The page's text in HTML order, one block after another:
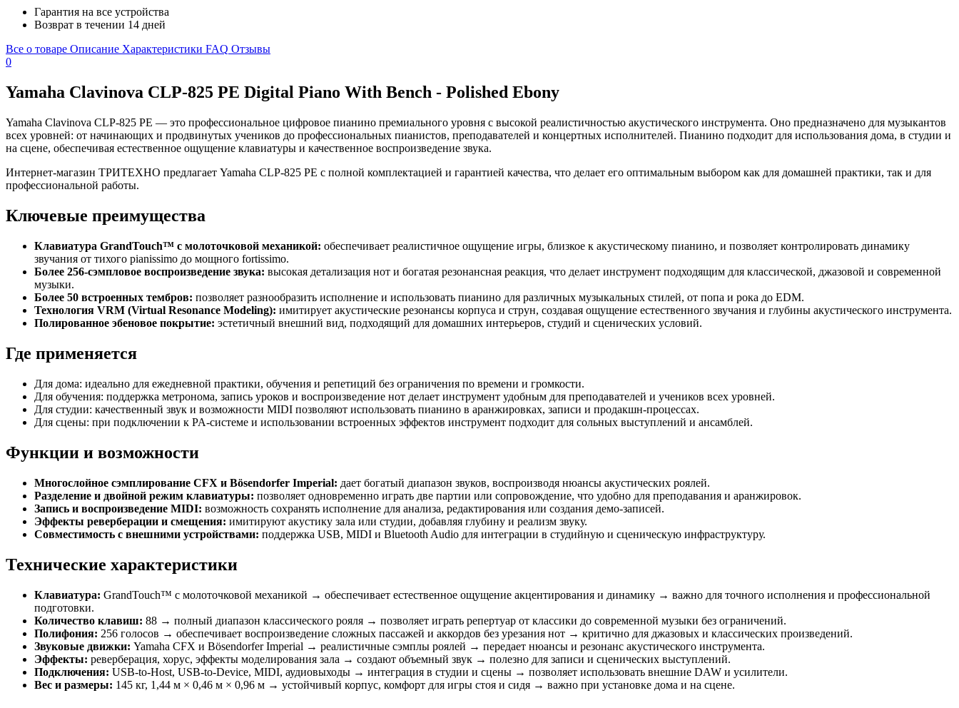
Гарантия на все устройства
Возврат в течении 14 дней
Все о товаре Описание Характеристики FAQ Отзывы
0
Yamaha Clavinova CLP-825 PE Digital Piano With Bench - Polished Ebony
Yamaha Clavinova CLP-825 PE — это профессиональное цифровое пианино премиального уровня с высокой реалистичностью акустического инструмента. Оно предназначено для музыкантов
всех уровней: от начинающих и продвинутых учеников до профессиональных пианистов, преподавателей и концертных исполнителей. Пианино подходит для использования дома, в студии и
на сцене, обеспечивая естественное ощущение клавиатуры и качественное воспроизведение звука.
Интернет-магазин ТРИТЕХНО предлагает Yamaha CLP-825 PE с полной комплектацией и гарантией качества, что делает его оптимальным выбором как для домашней практики, так и для
профессиональной работы.
Ключевые преимущества
Клавиатура GrandTouch™ с молоточковой механикой: обеспечивает реалистичное ощущение игры, близкое к акустическому пианино, и позволяет контролировать динамику
звучания от тихого pianissimo до мощного fortissimo.
Более 256-сэмпловое воспроизведение звука: высокая детализация нот и богатая резонансная реакция, что делает инструмент подходящим для классической, джазовой и современной
музыки.
Более 50 встроенных тембров: позволяет разнообразить исполнение и использовать пианино для различных музыкальных стилей, от попа и рока до EDM.
Технология VRM (Virtual Resonance Modeling): имитирует акустические резонансы корпуса и струн, создавая ощущение естественного звучания и глубины акустического инструмента.
Полированное эбеновое покрытие: эстетичный внешний вид, подходящий для домашних интерьеров, студий и сценических условий.
Где применяется
Для дома: идеально для ежедневной практики, обучения и репетиций без ограничения по времени и громкости.
Для обучения: поддержка метронома, запись уроков и воспроизведение нот делает инструмент удобным для преподавателей и учеников всех уровней.
Для студии: качественный звук и возможности MIDI позволяют использовать пианино в аранжировках, записи и продакшн-процессах.
Для сцены: при подключении к PA-системе и использовании встроенных эффектов инструмент подходит для сольных выступлений и ансамблей.
Функции и возможности
Многослойное сэмплирование CFX и Bösendorfer Imperial: дает богатый диапазон звуков, воспроизводя нюансы акустических роялей.
Разделение и двойной режим клавиатуры: позволяет одновременно играть две партии или сопровождение, что удобно для преподавания и аранжировок.
Запись и воспроизведение MIDI: возможность сохранять исполнение для анализа, редактирования или создания демо-записей.
Эффекты реверберации и смещения: имитируют акустику зала или студии, добавляя глубину и реализм звуку.
Совместимость с внешними устройствами: поддержка USB, MIDI и Bluetooth Audio для интеграции в студийную и сценическую инфраструктуру.
Технические характеристики
Клавиатура: GrandTouch™ с молоточковой механикой → обеспечивает естественное ощущение акцентирования и динамику → важно для точного исполнения и профессиональной
подготовки.
Количество клавиш: 88 → полный диапазон классического рояля → позволяет играть репертуар от классики до современной музыки без ограничений.
Полифония: 256 голосов → обеспечивает воспроизведение сложных пассажей и аккордов без урезания нот → критично для джазовых и классических произведений.
Звуковые движки: Yamaha CFX и Bösendorfer Imperial → реалистичные сэмплы роялей → передает нюансы и резонанс акустического инструмента.
Эффекты: реверберация, хорус, эффекты моделирования зала → создают объемный звук → полезно для записи и сценических выступлений.
Подключения: USB-to-Host, USB-to-Device, MIDI, аудиовыходы → интеграция в студии и сцены → позволяет использовать внешние DAW и усилители.
Вес и размеры: 145 кг, 1,44 м × 0,46 м × 0,96 м → устойчивый корпус, комфорт для игры стоя и сидя → важно при установке дома и на сцене.